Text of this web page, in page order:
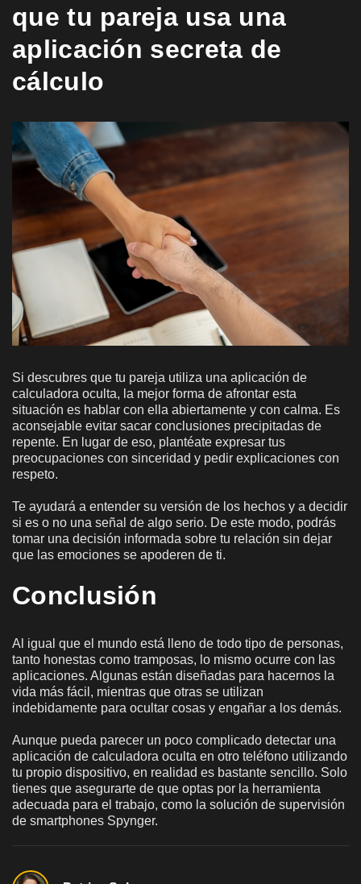
que tu pareja usa una
aplicación secreta de
cálculo
Si descubres que tu pareja utiliza una aplicación de
calculadora oculta, la mejor forma de afrontar esta
situación es hablar con ella abiertamente y con calma. Es
aconsejable evitar sacar conclusiones precipitadas de
repente. En lugar de eso, plantéate expresar tus
preocupaciones con sinceridad y pedir explicaciones con
respeto.
Te ayudará a entender su versión de los hechos y a decidir
si es o no una señal de algo serio. De este modo, podrás
tomar una decisión informada sobre tu relación sin dejar
que las emociones se apoderen de ti.
Conclusión
Al igual que el mundo está lleno de todo tipo de personas,
tanto honestas como tramposas, lo mismo ocurre con las
aplicaciones. Algunas están diseñadas para hacernos la
vida más fácil, mientras que otras se utilizan
indebidamente para ocultar cosas y engañar a los demás.
Aunque pueda parecer un poco complicado detectar una
aplicación de calculadora oculta en otro teléfono utilizando
tu propio dispositivo, en realidad es bastante sencillo. Solo
tienes que asegurarte de que optas por la herramienta
adecuada para el trabajo, como la solución de supervisión
de smartphones Spynger.